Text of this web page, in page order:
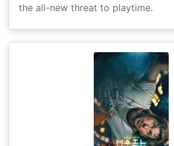
the all-new threat to playtime.